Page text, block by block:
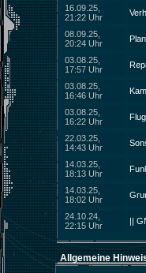
16.09.25,
21:22 Uhr
08.09.25,
20:24 Uhr
03.08.25,
17:57 Uhr
03.08.25,
16:46 Uhr
03.08.25,
16:22 Uhr
22.03.25,
14:43 Uhr
14.03.25,
18:13 Uhr
14.03.25,
18:02 Uhr
24.10.24,
22:15 Uhr
||
Allgemeine